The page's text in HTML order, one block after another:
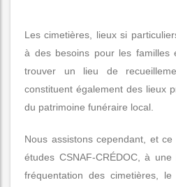
Les cimetières, lieux si
à des besoins pour les familles
trouver un lieu de
constituent également des lieux
du patrimoine funéraire local.
Nous assistons cependant, et
études CSNAF-CRÉDOC, à
fréquentation des cimetières,